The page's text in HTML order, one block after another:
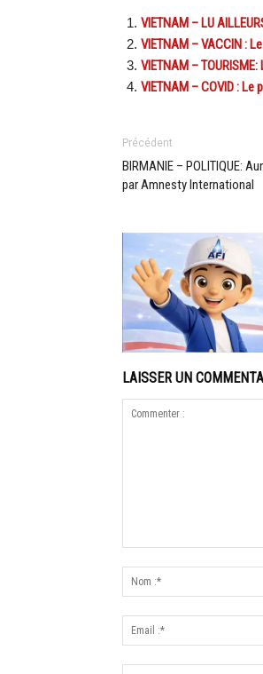
VIETNAM – LU
VIETNAM – VACCIN :
VIETNAM –
VIETNAM – COVID :
Précédent
BIRMANIE – POLITIQUE:
par Amnesty International
LAISSER UN